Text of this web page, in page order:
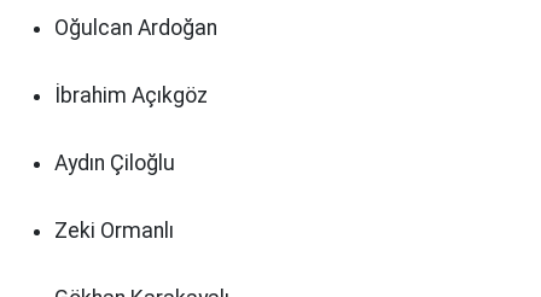
Oğulcan Ardoğan
İbrahim Açıkgöz
Aydın Çiloğlu
Zeki Ormanlı